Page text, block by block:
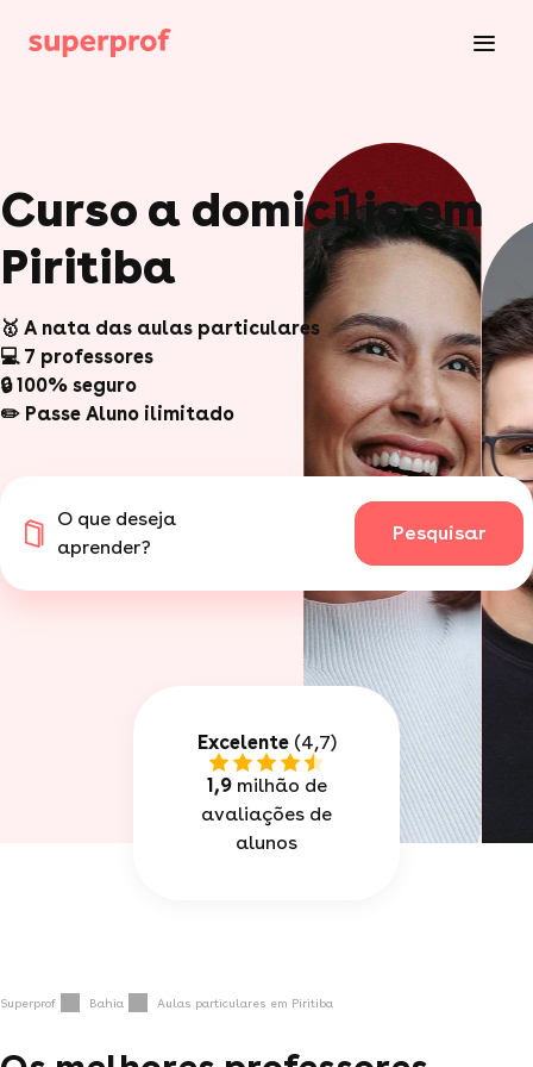
Curso a domicílio em
Piritiba
🥇 A nata das aulas particulares
💻 7 professores
🔒 100% seguro
✏️ Passe Aluno ilimitado
O que deseja
aprender?
Pesquisar
Excelente(4,7)
1,9milhão de
avaliações de
alunos
Superprof Bahia Aulas particulares em Piritiba